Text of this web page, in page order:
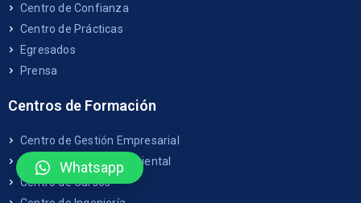
Centro de Confianza
Centro de Prácticas
Egresados
Prensa
Centros de Formación
Centro de Gestión Empresarial
Centro de Gestión Ambiental
Centro de Cursos
Whatsapp